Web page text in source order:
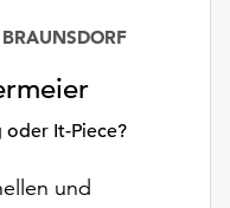
It-Piece?
und